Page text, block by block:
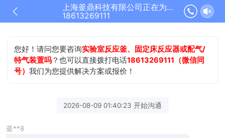
上海釜鼎科技有限公司正在为您服务
18613269111
您好！请问您要咨询实验室反应釜、固定床反应器或配气/
特气装置吗 ？也可以直接拨打电话18613269111（微信同
号）我们为您提供解决方案或报价！
2026-08-09 01:40:23 开始沟通
釜**8